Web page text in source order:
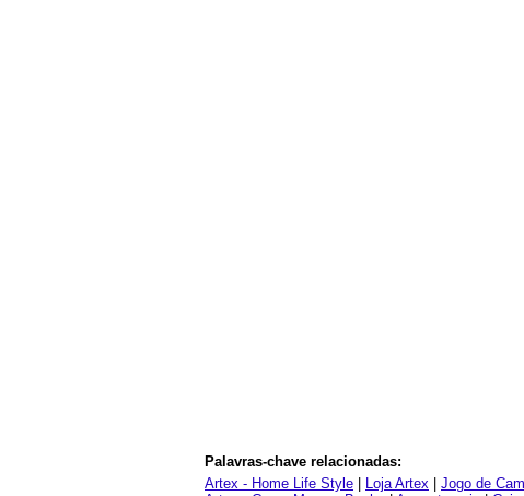
Palavras-chave relacionadas:
Artex - Home Life Style
Loja Artex Jogo de